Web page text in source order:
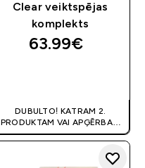
Clear veiktspējas
komplekts
63.99€‎
DUBULTO! KATRAM 2.
PRODUKTAM VAI APĢĒRBAM
80% OFF! | KUPONS: